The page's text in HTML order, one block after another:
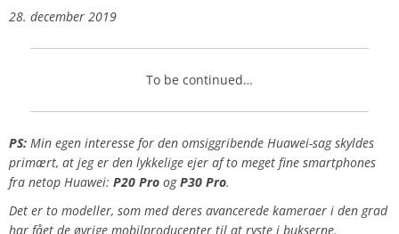
28. december 2019
To be continued…
PS: Min egen interesse for den omsiggribende Huawei-sag skyldes
primært, at jeg er den lykkelige ejer af to meget fine smartphones
fra netop Huawei: P20 Pro ogP30 Pro.
Det er to modeller, som med deres avancerede kameraer i den grad
har fået de øvrige mobilproducenter til at ryste i bukserne.